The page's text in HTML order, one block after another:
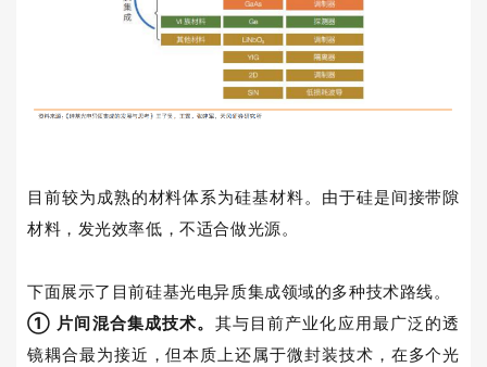
目前较为成熟的材料体系为硅基材料。由于硅是间接带隙
材料，发光效率低，不适合做光源。
下面展示了目前硅基光电异质集成领域的多种技术路线。
① 片间混合集成技术。 其与目前产业化应用最广泛的透
镜耦合最为接近，但本质上还属于微封装技术，在多个光